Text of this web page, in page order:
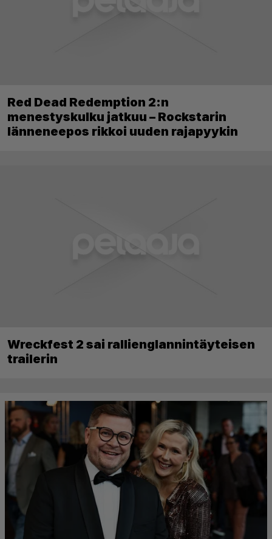
Red Dead Redemption 2:n
menestyskulku jatkuu – Rockstarin
Wreckfest 2 sai rallienglannintäyteisen